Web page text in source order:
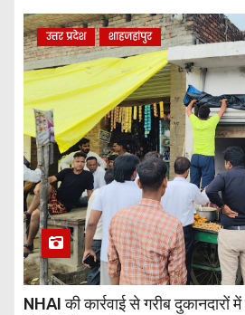
उत्तर प्रदेश शाहजहांपुर
NHAI की कार्रवाई से गरीब दुकानदारों